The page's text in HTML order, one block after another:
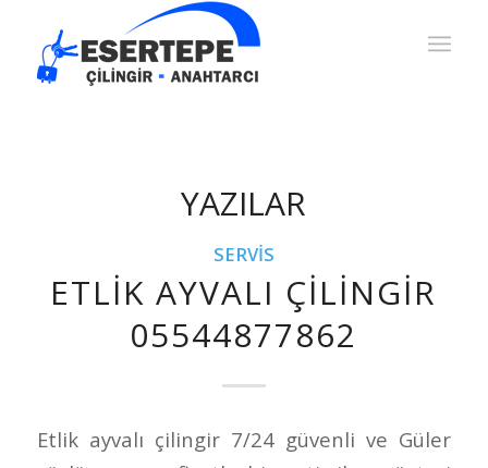
YAZILAR
SERVIS
ETLIK AYVALI ÇILINGIR
05544877862
Etlik ayvalı çilingir 7/24 güvenli ve Güler